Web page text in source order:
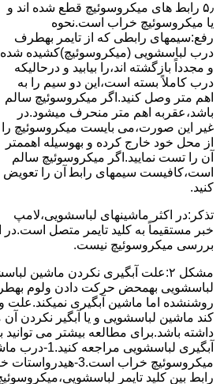
۵٫ رابط های ﻣﯿﮑﺮوﺳﻮﺋﯿﭻ ﻗﻄﻊ شده اند و
ﯾﺎ ﻣﯿﮑﺮوﺳﻮﺋﯿﭻ ﺧﺮاب اﺳﺖ.نحوه
رفع:سیمهای راﺑﻄﯽ ﮐﻪ از ﺗﺎﯾﻤﺮ بهطرف
درب لباسشویی (ﻣﯿﮑﺮوﺳﻮﺋﯿﭻ)کشیده شده
و مجدداً بازگشته اند،را ﺑﯿﺎﺑﯿﺪ و درحالیکه
درب کاملاً ﺑﺴﺘﻪ اﺳﺖ،اﯾﻦ دو ﺳﯿﻢ را ﺑﻪ
اﻫﻢ ﻣﺘﺮ وصل کنید.اﮔﺮ ﻣﯿﮑﺮوﺳﻮﺋﯿﭻ ﺳﺎﻟﻢ
ﺑﺎﺷﺪ،ﻋﻘﺮﺑﻪ اهم متر ﻣﻨﺤﺮف میشود.در
ﻏﯿﺮ اﯾﻦ ﺻﻮرت،می بایست ﻣﯿﮑﺮوﺳﻮﺋﯿﭻ را
از ﻣﺤﻞ خود ﺧﺎرج کرده و بهوسیله اهممتر
آن را ﺗﺴﺖ ﻧﻤﺎﯾﯿﺪ.اﮔﺮ ﻣﯿﮑﺮوﺳﻮﺋﯿﭻ ﺳﺎﻟﻢ
اﺳﺖ،ﮐﺎﻓﯿﺴﺖ سیمهای راﺑﻄ آن را ﺗﻌﻮﯾﺾ
کنید.
ﺗﺬﮐﺮ:در اﮐﺜﺮ ماشینهای لباسشویی،ﻻﻣﭗ
ﺧﺒﺮ مستقیماً ﺑﻪ ﮐﻠﯿﺪ ﺗﺎﯾﻤﺮ ﻣﺘﺼﻞ اﺳﺖ.در
بررسی ﻣﯿﮑﺮوﺳﻮﺋﯿﭻ نیست.
مشکل ۲:علت آبگیری نکردن ماشین
لباسشویی بهمحض ﺣﺮﮐﺖ دادن وﻟﻮم
روشنشده اﻣﺎ ﻣﺎﺷﯿﻦ آﺑﮕﯿﺮی
کند ماشین لباسشویی و یا آبگیر نکردن آن
داشته باشد.برای مطالعه بیشتر می
راﺑﻂ ﺑﯿﻦ ﮐﻠﯿﺪ ﺗﺎﯾﻤﺮ